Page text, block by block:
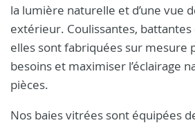
la lumière naturelle et d’une vue
extérieur. Coulissantes, battantes
elles sont fabriquées sur mesure
besoins et maximiser l’éclairage
pièces.
Nos baies vitrées sont équipées